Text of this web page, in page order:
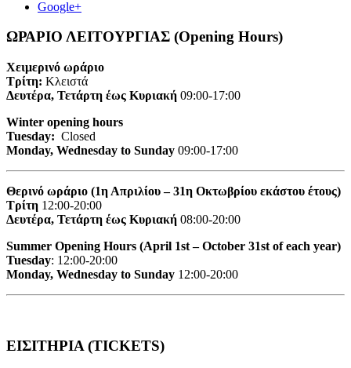
Google+
ΩΡΑΡΙΟ ΛΕΙΤΟΥΡΓΙΑΣ (Opening Hours)
Χειμερινό ωράριο
Τρίτη: Κλειστά
Δευτέρα, Τετάρτη έως Κυριακή 09:00-17:00
Winter opening hours
Tuesday: Closed
Monday, Wednesday to Sunday 09:00-17:00
Θερινό ωράριο (1η Απριλίου – 31η Οκτωβρίου εκάστου έτους)
Τρίτη 12:00-20:00
Δευτέρα, Τετάρτη έως Κυριακή 08:00-20:00
Summer Opening Hours (April 1st – October 31st of each year)
Tuesday: 12:00-20:00
Monday, Wednesday to Sunday 12:00-20:00
ΕΙΣΙΤΗΡΙΑ (TICKETS)